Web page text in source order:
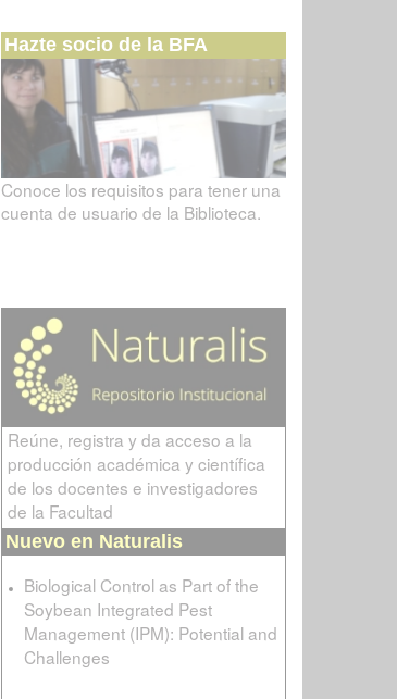
Hazte socio de la BFA
Conoce los requisitos para tener una
cuenta de usuario de la Biblioteca.
Reúne, registra y da acceso a la
producción académica y científica
de los docentes e investigadores
de la Facultad
Nuevo en Naturalis
Biological Control as Part of the
Soybean Integrated Pest
Management (IPM): Potential and
Challenges